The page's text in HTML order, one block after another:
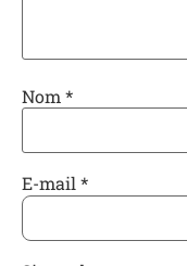
Nom *
E-mail*